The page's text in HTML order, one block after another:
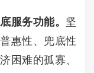
服务功能。 坚
惠性、兜底性
困难的孤寡、